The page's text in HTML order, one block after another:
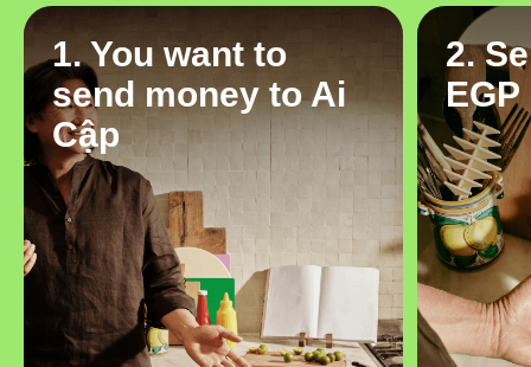
1. You want to
send money to Ai
Cập
2.
EGP